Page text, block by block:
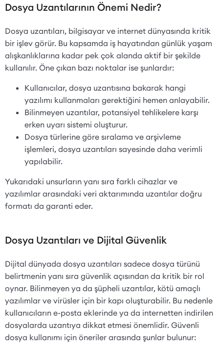
Dosya Uzantılarının Önemi Nedir?
Dosya uzantıları, bilgisayar ve internet dünyasında kritik
bir işlev görür. Bu kapsamda iş hayatından günlük yaşam
alışkanlıklarına kadar pek çok alanda aktif bir şekilde
kullanılır. Öne çıkan bazı noktalar ise şunlardır:
Kullanıcılar, dosya uzantısına bakarak hangi
yazılımı kullanmaları gerektiğini hemen anlayabilir.
Bilinmeyen uzantılar, potansiyel tehlikelere karşı
erken uyarı sistemi oluşturur.
Dosya türlerine göre sıralama ve arşivleme
işlemleri, dosya uzantıları sayesinde daha verimli
yapılabilir.
Yukarıdaki unsurların yanı sıra farklı cihazlar ve
yazılımlar arasındaki veri aktarımında uzantılar doğru
formatı da garanti eder.
Dosya Uzantıları ve Dijital Güvenlik
Dijital dünyada dosya uzantıları sadece dosya türünü
belirtmenin yanı sıra güvenlik açısından da kritik bir rol
oynar. Bilinmeyen ya da şüpheli uzantılar, kötü amaçlı
yazılımlar ve virüsler için bir kapı oluşturabilir. Bu nedenle
kullanıcıların e-posta eklerinde ya da internetten indirilen
dosyalarda uzantıya dikkat etmesi önemlidir. Güvenli
dosya kullanımı için öneriler arasında şunlar bulunur: